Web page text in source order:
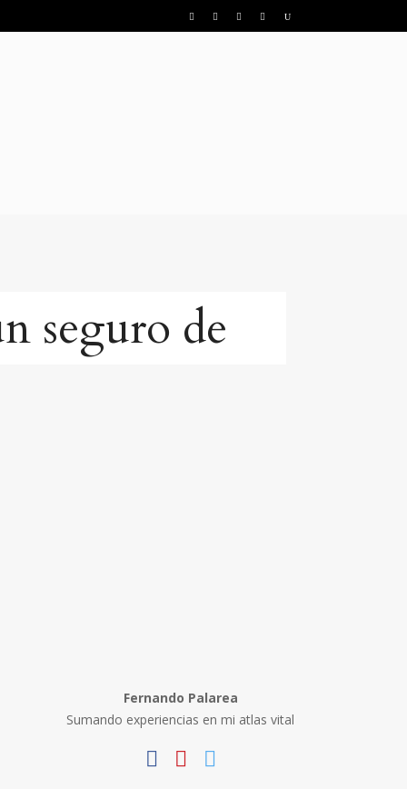
seguro de
Fernando Palarea
Sumando experiencias en mi atlas vital